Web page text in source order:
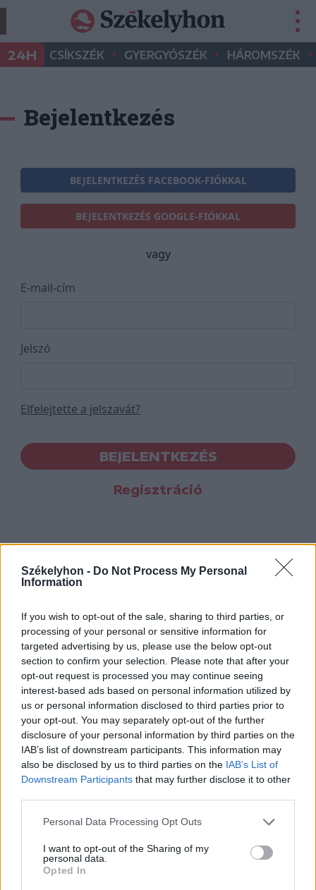
Székelyhon - Do Not Process My Personal
Information
If you wish to opt-out of the sale, sharing to third parties, or
processing of your personal or sensitive information for
targeted advertising by us, please use the below opt-out
section to confirm your selection. Please note that after your
opt-out request is processed you may continue seeing
interest-based ads based on personal information utilized by
us or personal information disclosed to third parties prior to
your opt-out. You may separately opt-out of the further
disclosure of your personal information by third parties on the
IAB’s list of downstream participants. This information may
also be disclosed by us to third parties on the IAB’s List of
Downstream Participants that may further disclose it to other
Personal Data Processing Opt Outs
I want to opt-out of the Sharing of my
personal data.
Opted In
24H CSÍKSZÉK • GYERGYÓSZÉK • HÁROMSZÉK •
Bejelentkezés
BEJELENTKEZÉS FACEBOOK-FIÓKKAL
BEJELENTKEZÉS GOOGLE-FIÓKKAL
vagy
E-mail-cím
Jelszó
Elfelejtette a jelszavát?
BEJELENTKEZÉS
Regisztráció
Hasznos
Impresszum
Szerzői jogok
Adatvédelmi tájékoztató
Cookie-kezelési tájékoztató
Hozzászólási szabályzat
Nyomtatott lapjaink archívuma
Székely Hírmondó archívuma